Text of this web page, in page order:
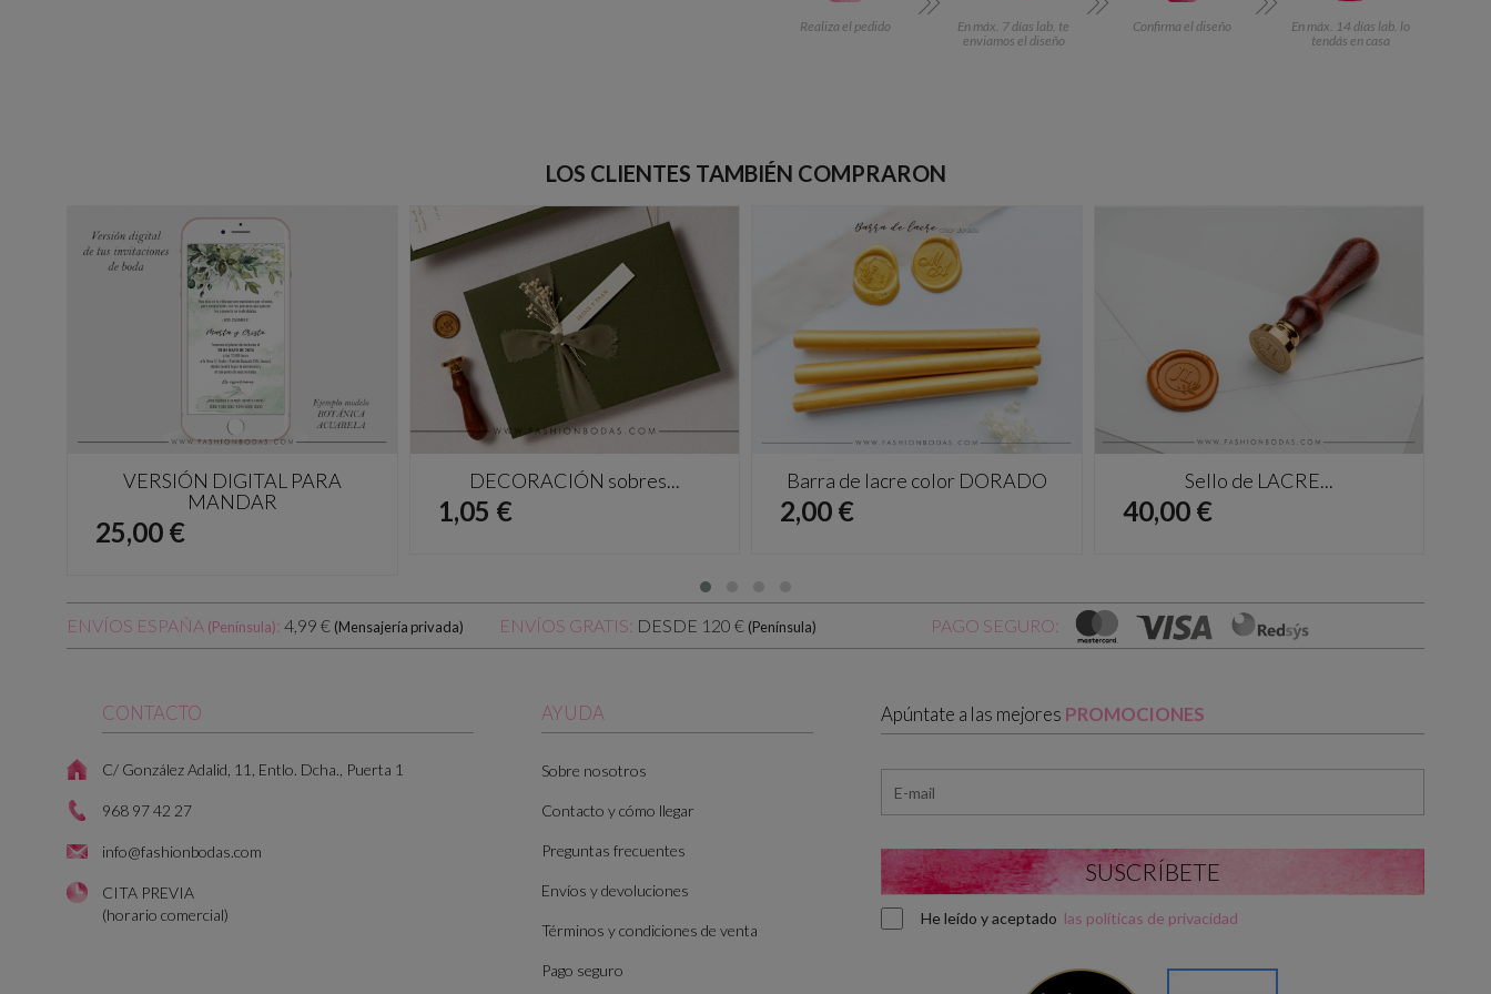
Realiza el pedido
En máx. 7 días lab. te
enviamos el diseño
Confirma el diseño
En máx. 14 días lab. lo
tendás en casa
LOS CLIENTES TAMBIÉN COMPRARON
VERSIÓN DIGITAL PARA
MANDAR
Precio
25,00 €
DECORACIÓN sobres...
Precio
1,05 €
Barra de lacre color DORADO
Precio
2,00 €
Sello de LACRE...
Precio
40,00 €
ENVÍOS ESPAÑA (Península): 4,99 € (Mensajería privada) ENVÍOS GRATIS: DESDE 120 € (Península) PAGO SEGURO:
CONTACTO
C/ González Adalid, 11, Entlo. Dcha., Puerta 1
968 97 42 27
info@fashionbodas.com
CITA PREVIA
(horario comercial)
AYUDA
Sobre nosotros
Contacto y cómo llegar
Preguntas frecuentes
Envíos y devoluciones
Términos y condiciones de venta
Pago seguro
Apúntate a las mejores PROMOCIONES
He leído y aceptado las políticas de privacidad